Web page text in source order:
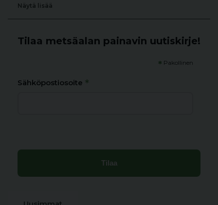
Näytä lisää
Tilaa metsäalan painavin uutiskirje!
* Pakollinen
Sähköpostiosoite *